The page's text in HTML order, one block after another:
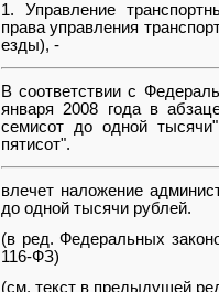
1. Управление
права управления
езды), -
В соответствии с
января 2008 года в
семисот до одной
пятисот".
влечет наложение
до одной тысячи рублей.
(в ред. Федеральных
116-ФЗ)
(см. текст в предыдущей